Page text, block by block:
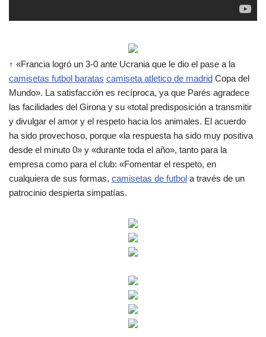
↑ «Francia logró un 3-0 ante Ucrania que le dio el pase a la
camisetas futbol baratas camiseta atletico de madrid Copa del
Mundo». La satisfacción es recíproca, ya que Parés agradece
las facilidades del Girona y su «total predisposición a transmitir
y divulgar el amor y el respeto hacia los animales. El acuerdo
ha sido provechoso, porque «la respuesta ha sido muy positiva
desde el minuto 0» y «durante toda el año», tanto para la
empresa como para el club: «Fomentar el respeto, en
cualquiera de sus formas, camisetas de futbol a través de un
patrocinio despierta simpatías.